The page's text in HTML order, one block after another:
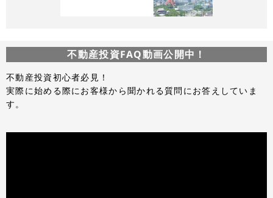
不動産投資FAQ動画公開中！
不動産投資初心者必見！
実際に始める際にお客様から聞かれる質問にお答えしていま
す。